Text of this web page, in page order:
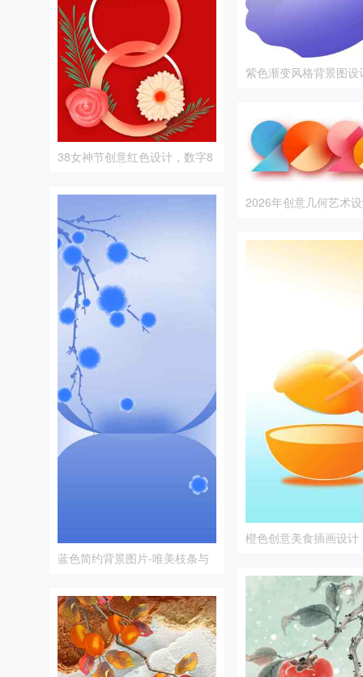
38女神节创意红色设计，数字8
蓝色简约背景图片-唯美枝条与
紫色渐变风格背景图设
2026年创意几何艺术
橙色创意美食插画设计